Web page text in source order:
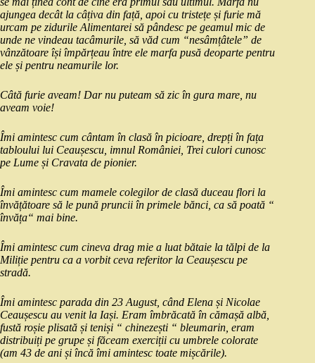
ajungea decât la câțiva din față, apoi cu tristețe și furie mă
urcam pe zidurile Alimentarei să pândesc pe geamul mic de
unde ne vindeau tacâmurile, să văd cum “nesâmțâtele” de
vânzătoare își împărțeau între ele marfa pusă deoparte pentru
ele și pentru neamurile lor.
Câtă furie aveam! Dar nu puteam să zic în gura mare, nu
aveam voie!
Îmi amintesc cum cântam în clasă în picioare, drepți în fața
tabloului lui Ceaușescu, imnul României, Trei culori cunosc
pe Lume și Cravata de pionier.
Îmi amintesc cum mamele colegilor de clasă duceau flori la
învățătoare să le pună pruncii în primele bănci, ca să poată “
învăța“ mai bine.
Îmi amintesc cum cineva drag mie a luat bătaie la tălpi de la
Miliție pentru ca a vorbit ceva referitor la Ceaușescu pe
stradă.
Îmi amintesc parada din 23 August, când Elena și Nicolae
Ceaușescu au venit la Iași. Eram îmbrăcată în cămașă albă,
fustă roșie plisată și teniși “ chinezești “ bleumarin, eram
distribuiți pe grupe și făceam exerciții cu umbrele colorate
(am 43 de ani și încă îmi amintesc toate mișcările).